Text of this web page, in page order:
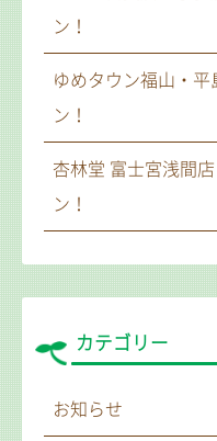
ン！
ゆめタウン福山・
ン！
杏林堂 富士宮浅間
ン！
カテゴリー
お知らせ